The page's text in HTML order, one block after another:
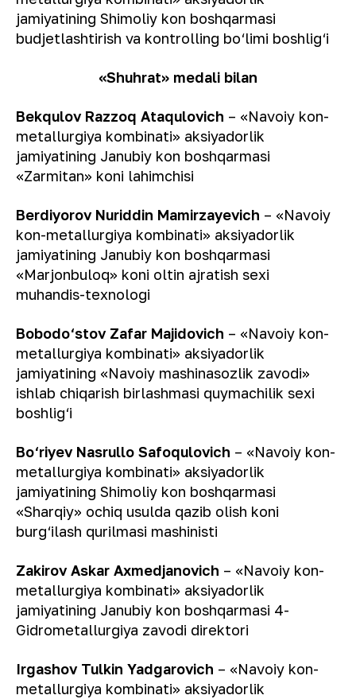
jamiyatining Shimoliy kon boshqarmasi
budjetlashtirish va kontrolling bo‘limi boshlig‘i
«Shuhrat» medali bilan
Bekqulov Razzoq Ataqulovich – «Navoiy kon-
metallurgiya kombinati» aksiyadorlik
jamiyatining Janubiy kon boshqarmasi
«Zarmitan» koni lahimchisi
Berdiyorov Nuriddin Mamirzayevich – «Navoiy
kon-metallurgiya kombinati» aksiyadorlik
jamiyatining Janubiy kon boshqarmasi
«Marjonbuloq» koni oltin ajratish sexi
muhandis-texnologi
Bobodo‘stov Zafar Majidovich – «Navoiy kon-
metallurgiya kombinati» aksiyadorlik
jamiyatining «Navoiy mashinasozlik zavodi»
ishlab chiqarish birlashmasi quymachilik sexi
boshlig‘i
Bo‘riyev Nasrullo Safoqulovich – «Navoiy kon-
metallurgiya kombinati» aksiyadorlik
jamiyatining Shimoliy kon boshqarmasi
«Sharqiy» ochiq usulda qazib olish koni
burg‘ilash qurilmasi mashinisti
Zakirov Askar Axmedjanovich – «Navoiy kon-
metallurgiya kombinati» aksiyadorlik
jamiyatining Janubiy kon boshqarmasi 4-
Gidrometallurgiya zavodi direktori
Irgashov Tulkin Yadgarovich – «Navoiy kon-
metallurgiya kombinati» aksiyadorlik